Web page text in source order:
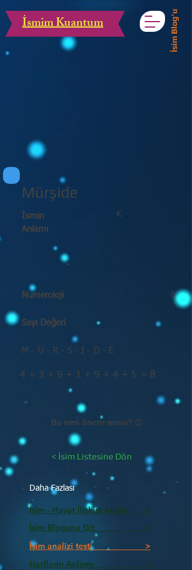
İsmim Kuantum İsim Blog'u
Mürşide
K
İsmin
Anlamı
Numeroloji
Sayı Değeri
8
M - U - R - S - I - D - E
4 + 3 + 9 + 1 + 9 + 4 + 5 = 8
Bu ismi önerir misin? 😊
< İsim Listesine Dön
Daha Fazlası
İsim - Hayat İlişkisi Analizi >
İsim Bloguna Git >
İsim analizi testi >
Harflerin Anlamı >